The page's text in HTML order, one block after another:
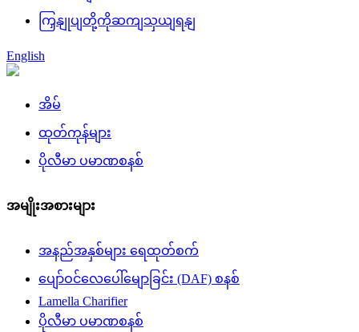
ကြှနျုပျတို့ကိုဆကျသှယျရနျ
English
အိမ်
ထုတ်ကုန်များ
ပိုလီမာ ပမာဏစနစ်
အမျိုးအစားများ
အနည်အနှစ်များ ရေထုတ်စက်
ပျော်ဝင်လေပေါ်မျောခြင်း (DAF) စနစ်
Lamella Charifier
ပိုလီမာ ပမာဏစနစ်